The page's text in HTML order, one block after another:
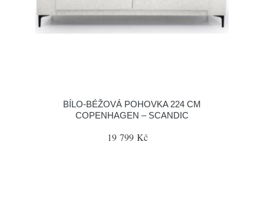
BÍLO-BÉŽOVÁ POHOVKA 224 CM
COPENHAGEN – SCANDIC
19 799 Kč